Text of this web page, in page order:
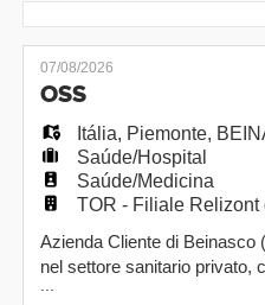
inicial
Ofertas
de
emprego
Regista-
te
Iniciar
07/08/2026
OSS
Itália, Piemonte,
Saúde/Hospital
Saúde/Medicina
TOR - Filiale Relizont
Azienda Cliente di Beinasco
nel settore sanitario privato,
l'incarico di individuare una